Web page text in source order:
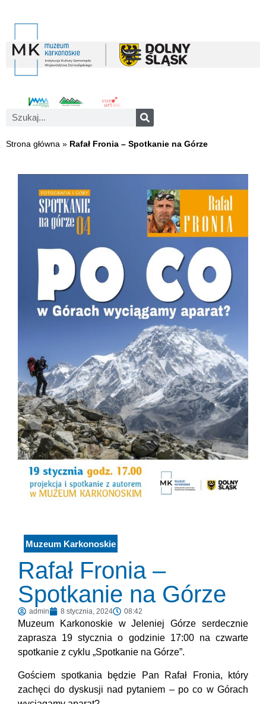
Strona główna » Rafał Fronia – Spotkanie na Górze
Muzeum Karkonoskie
Rafał Fronia –
Spotkanie na Górze
admin 8 stycznia, 2024 08:42
Muzeum Karkonoskie w Jeleniej Górze serdecznie
zaprasza 19 stycznia o godzinie 17:00 na czwarte
spotkanie z cyklu „Spotkanie na Górze”.
Gościem spotkania będzie Pan Rafał Fronia, który
zachęci do dyskusji nad pytaniem – po co w Górach